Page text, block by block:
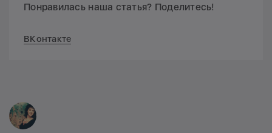
Понравилась наша статья? Поделитесь!
ВКонтакте